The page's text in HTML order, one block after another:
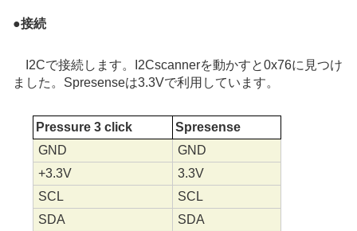
●接続
I2Cで接続します。I2Cscannerを動かすと0x76に見つけ
ました。Spresenseは3.3Vで利用しています。
Pressure 3 click
Spresense
GND
GND
+3.3V
3.3V
SCL
SCL
SDA
SDA